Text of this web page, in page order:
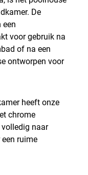
De
een
voor gebruik na
of na een
ontworpen voor
heeft onze
chrome
naar
ruime